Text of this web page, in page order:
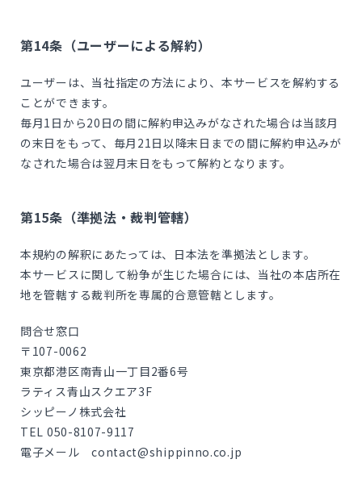
第14条（ユーザーによる解約）
ユーザーは、当社指定の方法により、本サービスを解約する
ことができます。
毎月1日から20日の間に解約申込みがなされた場合は当該月
の末日をもって、毎月21日以降末日までの間に解約申込みが
なされた場合は翌月末日をもって解約となります。
第15条（準拠法・裁判管轄）
本規約の解釈にあたっては、日本法を準拠法とします。
本サービスに関して紛争が生じた場合には、当社の本店所在
地を管轄する裁判所を専属的合意管轄とします。
問合せ窓口
〒107-0062
東京都港区南青山一丁目2番6号
ラティス青山スクエア3F
シッピーノ株式会社
TEL 050-8107-9117
電子メール contact@shippinno.co.jp